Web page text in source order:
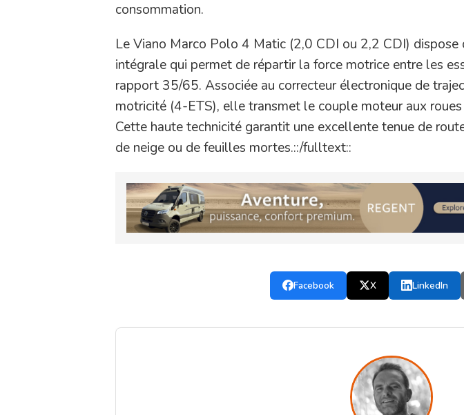
consommation.
Le Viano Marco Polo 4 Matic (2,0 CDI ou 2,2 CDI) dispose
intégrale qui permet de répartir la force motrice entre les
rapport 35/65. Associée au correcteur électronique de
motricité (4-ETS), elle transmet le couple moteur aux
Cette haute technicité garantit une excellente tenue de
de neige ou de feuilles mortes.::/fulltext::
Facebook X LinkedIn